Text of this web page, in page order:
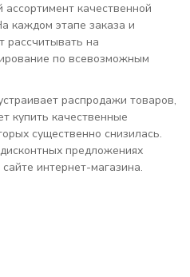
качественной
каждом этапе заказа и
рассчитывать на
по всевозможным
распродажи товаров,
купить качественные
существенно снизилась.
предложениях
интернет-магазина.